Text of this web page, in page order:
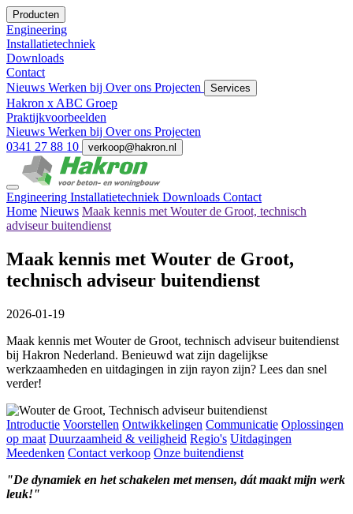
Producten
Engineering
Installatietechniek
Downloads
Contact
Nieuws Werken bij Over ons Projecten Services
Hakron x ABC Groep
Praktijkvoorbeelden
Nieuws Werken bij Over ons Projecten
0341 27 88 10
verkoop@hakron.nl
Engineering Installatietechniek Downloads Contact
Home Nieuws Maak kennis met Wouter de Groot, technisch
adviseur buitendienst
Maak kennis met Wouter de Groot,
technisch adviseur buitendienst
2026-01-19
Maak kennis met Wouter de Groot, technisch adviseur buitendienst
bij Hakron Nederland. Benieuwd wat zijn dagelijkse
werkzaamheden en uitdagingen in zijn rayon zijn? Lees dan snel
verder!
Introductie Voorstellen Ontwikkelingen Communicatie Oplossingen
op maat Duurzaamheid & veiligheid Regio's Uitdagingen
Meedenken Contact verkoop Onze buitendienst
"De dynamiek en het schakelen met mensen, dát maakt mijn werk
leuk!"